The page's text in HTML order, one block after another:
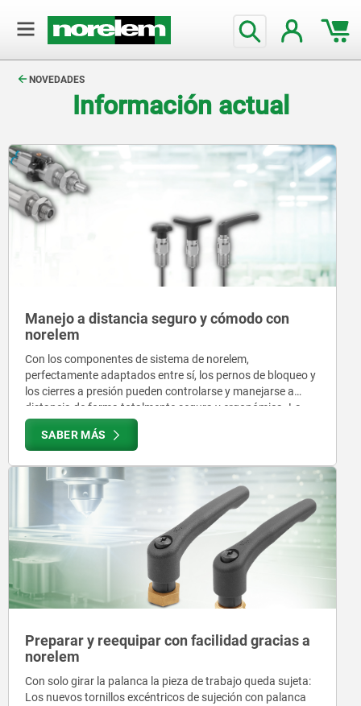
NOVEDADES
Información actual
Manejo a distancia seguro y cómodo con
norelem
Con los componentes de sistema de norelem,
perfectamente adaptados entre sí, los pernos de bloqueo y
los cierres a presión pueden controlarse y manejarse a
distancia de forma totalmente segura y ergonómica. La
fuerza se transmite de forma puramente mecánica
mediante cables Bowden flexibles, lo que permite realizar
desbloqueo de tapas, trampillas y cubiertas o el
enclavamiento preciso.
SABER MÁS
Preparar y reequipar con facilidad gracias a
norelem
Con solo girar la palanca la pieza de trabajo queda sujeta:
Los nuevos tornillos excéntricos de sujeción con palanca